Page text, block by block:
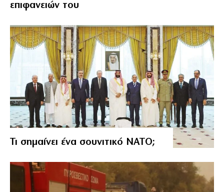
επιφανειών του
Τι σημαίνει ένα σουνιτικό ΝΑΤΟ;